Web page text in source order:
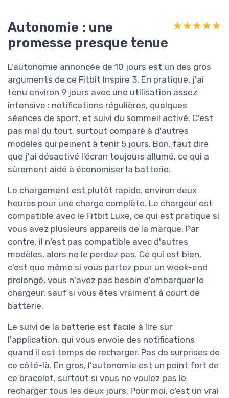
Autonomie : une
promesse presque tenue
★★★★★
★★★★★
L'autonomie annoncée de 10 jours est un des gros
arguments de ce Fitbit Inspire 3. En pratique, j'ai
tenu environ 9 jours avec une utilisation assez
intensive : notifications régulières, quelques
séances de sport, et suivi du sommeil activé. C'est
pas mal du tout, surtout comparé à d'autres
modèles qui peinent à tenir 5 jours. Bon, faut dire
que j'ai désactivé l'écran toujours allumé, ce qui a
sûrement aidé à économiser la batterie.
Le chargement est plutôt rapide, environ deux
heures pour une charge complète. Le chargeur est
compatible avec le Fitbit Luxe, ce qui est pratique si
vous avez plusieurs appareils de la marque. Par
contre, il n'est pas compatible avec d'autres
modèles, alors ne le perdez pas. Ce qui est bien,
c'est que même si vous partez pour un week-end
prolongé, vous n'avez pas besoin d'embarquer le
chargeur, sauf si vous êtes vraiment à court de
batterie.
Le suivi de la batterie est facile à lire sur
l'application, qui vous envoie des notifications
quand il est temps de recharger. Pas de surprises de
ce côté-là. En gros, l'autonomie est un point fort de
ce bracelet, surtout si vous ne voulez pas le
recharger tous les deux jours. Pour moi, c'est un vrai